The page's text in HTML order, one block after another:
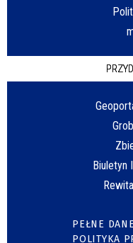
PEŁNE
POLITYKA